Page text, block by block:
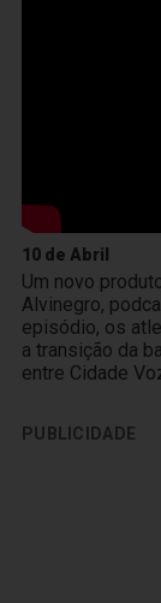
10 de Abril
Um novo
Alvinegro,
episódio, os
a transição da
entre Cidade
PUBLICIDADE